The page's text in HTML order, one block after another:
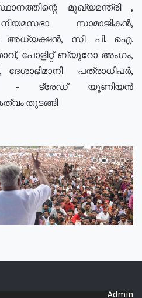
മുഖ്യമന്ത്രി ,
സാമാജികൻ,
അധ്യക്ഷൻ, സി. പി. ഐ.
പോളിറ്റ് ബ്യുറോ അംഗം,
പത്രാധിപർ,
- ട്രേഡ് യൂണിയൻ
തുടങ്ങി
Admin